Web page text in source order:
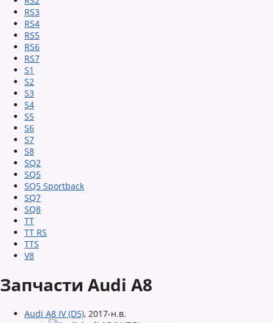
RS3
RS4
RS5
RS6
RS7
S1
S2
S3
S4
S5
S6
S7
S8
SQ2
SQ5
SQ5 Sportback
SQ7
SQ8
TT
TT RS
TTS
V8
Запчасти Audi A8
Audi A8 IV (D5), 2017-н.в.